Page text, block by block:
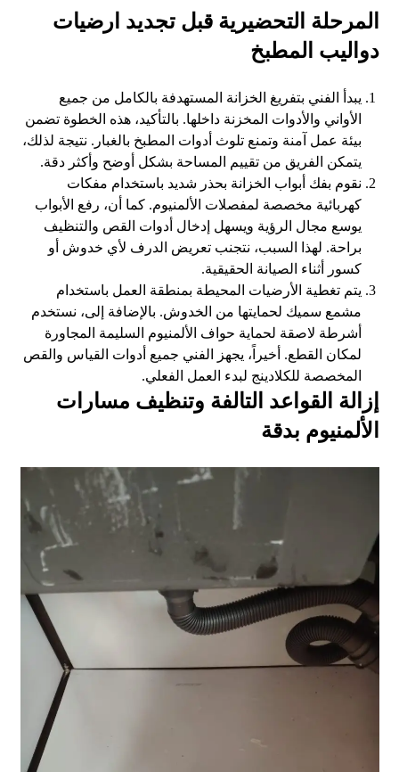
المرحلة التحضيرية قبل تجديد ارضيات
دواليب المطبخ
يبدأ الفني بتفريغ الخزانة المستهدفة بالكامل من جميع
الأواني والأدوات المخزنة داخلها. بالتأكيد، هذه الخطوة تضمن
بيئة عمل آمنة وتمنع تلوث أدوات المطبخ بالغبار. نتيجة لذلك،
يتمكن الفريق من تقييم المساحة بشكل أوضح وأكثر دقة.
نقوم بفك أبواب الخزانة بحذر شديد باستخدام مفكات
كهربائية مخصصة لمفصلات الألمنيوم. كما أن، رفع الأبواب
يوسع مجال الرؤية ويسهل إدخال أدوات القص والتنظيف
براحة. لهذا السبب، نتجنب تعريض الدرف لأي خدوش أو
كسور أثناء الصيانة الحقيقية.
يتم تغطية الأرضيات المحيطة بمنطقة العمل باستخدام
مشمع سميك لحمايتها من الخدوش. بالإضافة إلى، نستخدم
أشرطة لاصقة لحماية حواف الألمنيوم السليمة المجاورة
لمكان القطع. أخيراً، يجهز الفني جميع أدوات القياس والقص
المخصصة للكلادينج لبدء العمل الفعلي.
إزالة القواعد التالفة وتنظيف مسارات
الألمنيوم بدقة